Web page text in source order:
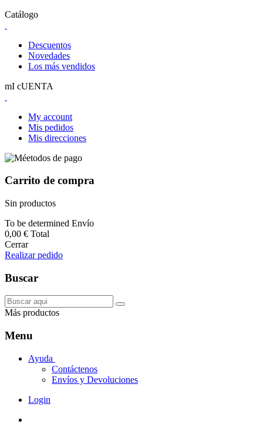
Catálogo
Descuentos
Novedades
Los más vendidos
mI cUENTA
My account
Mis pedidos
Mis direcciones
Carrito de compra
Sin productos
To be determined Envío
0,00 € Total
Cerrar
Realizar pedido
Buscar
Más productos
Menu
Ayuda
Contáctenos
Envíos y Devoluciones
Login